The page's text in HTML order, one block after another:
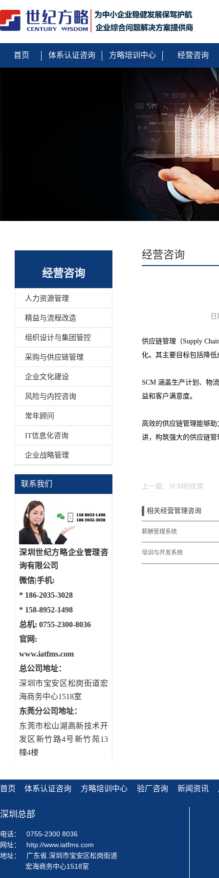
首页 体系认证咨询 方略培训中心 经营咨询
经营咨询
人力资源管理
精益与流程改造
组织设计与集团管控
采购与供应链管理
企业文化建设
风险与内控咨询
常年顾问
IT信息化咨询
企业战略管理
联系我们
深圳世纪方略企业管理咨
询有限公司
微信|手机:
* 186-2035-3028
* 158-8952-1498
总机: 0755-2300-8036
官网:
www.iatfms.com
总公司地址：
深圳市宝安区松岗街道宏
海商务中心1518室
东莞分公司地址：
东莞市松山湖高新技术开
发区新竹路4号新竹苑13
幢4楼
经营咨询
供应链管理（Supply
化。其主要目标包括降
SCM 涵盖生产计划、物
益和客户满意度。
高效的供应链管理能够
讲，构筑强大的供应链
上一篇： SCM的优势
相关经营管理咨询
薪酬管理系统
培训与开发系统
首页 体系认证咨询 方略培训中心 验厂咨询 新闻资讯
深圳总部
电话：
0755-2300 8036
网址：
http://www.iatfms.com
地址：
广东省.深圳市宝安区松岗街道
宏海商务中心1518室